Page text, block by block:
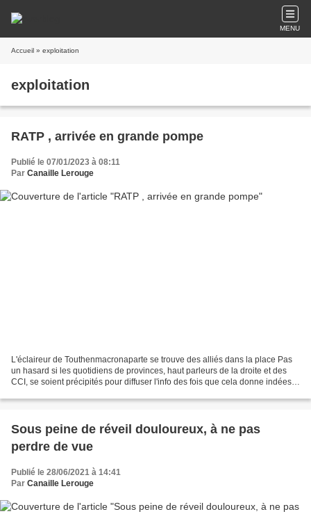
MENU
Accueil » exploitation
exploitation
RATP , arrivée en grande pompe
Publié le 07/01/2023 à 08:11
Par Canaille Lerouge
L'éclaireur de Touthenmacronaparte se trouve des alliés dans la place Pas
un hasard si les quotidiens de provinces, haut parleurs de la droite et des
CCI, se soient précipités pour diffuser l'info des fois que cela donne indées
Sous peine de réveil douloureux, à ne pas
perdre de vue
Publié le 28/06/2021 à 14:41
Par Canaille Lerouge